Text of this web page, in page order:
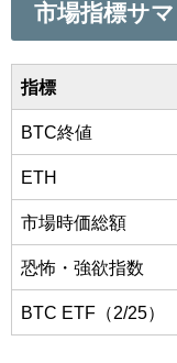
市場指標サマ
指標
BTC終値
ETH
市場時価総額
恐怖・強欲指数
BTC ETF（2/25）